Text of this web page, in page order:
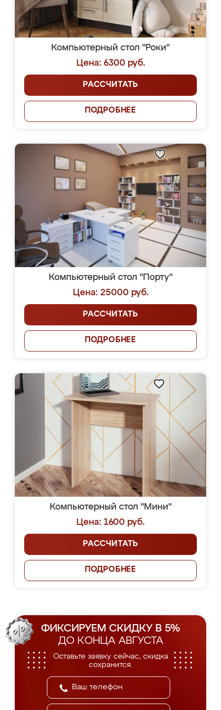
Компьютерный стол "Роки"
Цена: 6300 руб.
РАССЧИТАТЬ
ПОДРОБНЕЕ
Компьютерный стол "Порту"
Цена: 25000 руб.
РАССЧИТАТЬ
ПОДРОБНЕЕ
Компьютерный стол "Мини"
Цена: 1600 руб.
РАССЧИТАТЬ
ПОДРОБНЕЕ
ФИКСИРУЕМ СКИДКУ В 5%
ДО КОНЦА АВГУСТА
Оставьте заявку сейчас, скидка
сохранится.